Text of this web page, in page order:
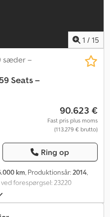
1 / 15
sæder –
Seats –
90.623 €
Fast pris plus moms
(113.279 € brutto)
Ring op
km, Produktionsår:2014,
forespørgsel: 23220
km Gearkasse:
Dæk (se billeder) 6x2 med
(57 + 2) Lift til kørestol Euro